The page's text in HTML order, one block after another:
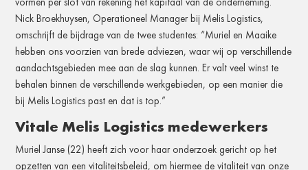
Nick Broekhuysen, Operationeel Manager bij Melis Logistics,
omschrijft de bijdrage van de twee studentes: “Muriel en Maaike
hebben ons voorzien van brede adviezen, waar wij op verschillende
aandachtsgebieden mee aan de slag kunnen. Er valt veel winst te
behalen binnen de verschillende werkgebieden, op een manier die
bij Melis Logistics past en dat is top.”
Vitale Melis Logistics medewerkers
Muriel Janse (22) heeft zich voor haar onderzoek gericht op het
opzetten van een vitaliteitsbeleid, om hiermee de vitaliteit van onze